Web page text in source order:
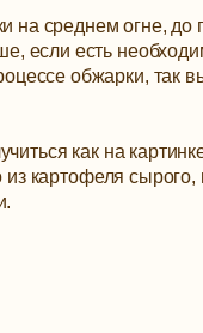
на среднем огне, до
если есть
обжарки, так
как на
картофеля